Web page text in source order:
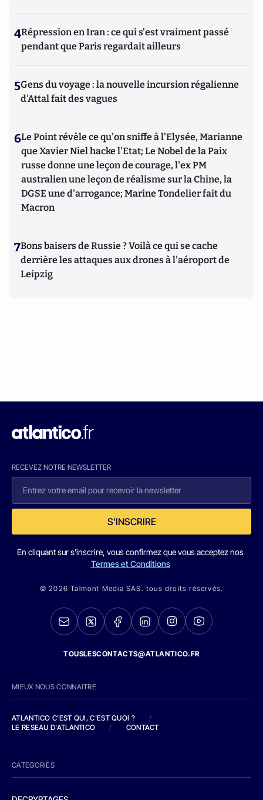
4Répression en Iran : ce qui s'est vraiment passé
pendant que Paris regardait ailleurs
5Gens du voyage : la nouvelle incursion régalienne
d'Attal fait des vagues
6Le Point révèle ce qu'on sniffe à l'Elysée, Marianne
que Xavier Niel hacke l'Etat; Le Nobel de la Paix
russe donne une leçon de courage, l'ex PM
australien une leçon de réalisme sur la Chine, la
DGSE une d'arrogance; Marine Tondelier fait du
Macron
7Bons baisers de Russie ? Voilà ce qui se cache
derrière les attaques aux drones à l'aéroport de
Leipzig
RECEVEZ NOTRE NEWSLETTER
S'INSCRIRE
En cliquant sur s'inscrire, vous confirmez que vous acceptez nos
Termes et Conditions
© 2026 Talmont Media SAS. tous droits réservés.
TOUSLESCONTACTS@ATLANTICO.FR
MIEUX NOUS CONNAITRE
ATLANTICO C'EST QUI, C'EST QUOI ?
/
LE RESEAU D'ATLANTICO
/ CONTACT
CATEGORIES